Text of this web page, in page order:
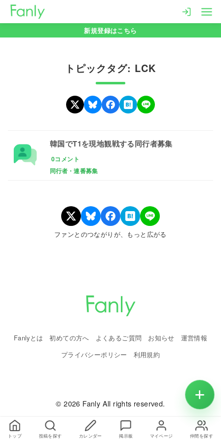
新規登録はこちら
トピックタグ: LCK
韓国でT1を現地観戦する同行者募集
0コメント
同行者・連番募集
ファンとのつながりが、もっと広がる
Fanlyとは 初めての方へ よくあるご質問 お知らせ
運営情報
プライバシーポリシー
利用規約
© 2026 Fanly All rights reserved.
トップ 投稿を探す カレンダー 掲示板 マイページ 仲間を探す